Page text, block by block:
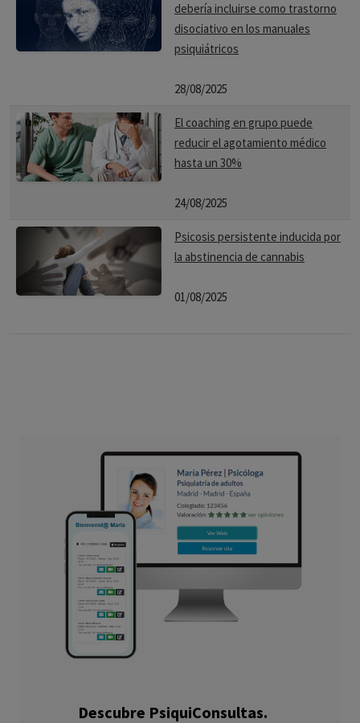
debería incluirse como trastorno
disociativo en los manuales
psiquiátricos
28/08/2025
El coaching en grupo puede
reducir el agotamiento médico
hasta un 30%
24/08/2025
Psicosis persistente inducida por
la abstinencia de cannabis
01/08/2025
Descubre PsiquiConsultas.